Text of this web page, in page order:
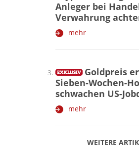
WEITEREzurück
Anleger bei
Verwahrung
mehr
Goldpreis
Sieben-Wochen-
schwachen US-
mehr